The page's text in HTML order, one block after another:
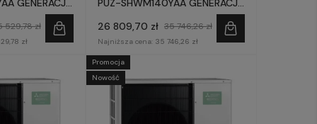
GENERACJA
529,78 zł
zł
PUZ-SHWM140YAA GENERACJA
26 809,70 zł 35 746,26 zł
Najniższa cena: 35 746,26 zł
Promocja
Nowość